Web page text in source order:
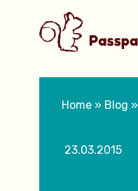
Home » Blog »
23.03.2015